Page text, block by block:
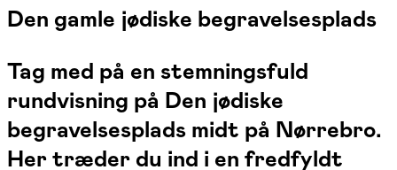
Den gamle jødiske begravelsesplads
Tag med på en stemningsfuld
rundvisning på Den jødiske
begravelsesplads midt på Nørrebro.
Her træder du ind i en fredfyldt